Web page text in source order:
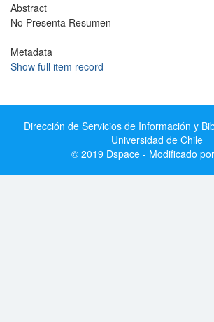
Abstract
No Presenta Resumen
Metadata
Show full item record
Dirección de Servicios de Información y
Universidad de Chile
© 2019 Dspace - Modificado